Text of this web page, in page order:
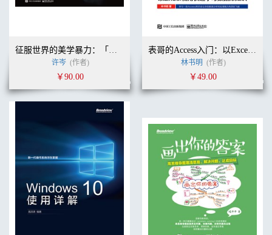
征服世界的美学暴力：「电影级」幻灯片设计方法论
许岑 (作者)
￥90.00
表哥的Access入门：以Excel视角快速学习数据库知识
林书明 (作者)
￥49.00